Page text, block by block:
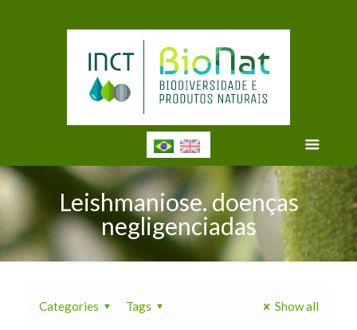
Leishmaniose. doenças
negligenciadas
Categories Tags Show all